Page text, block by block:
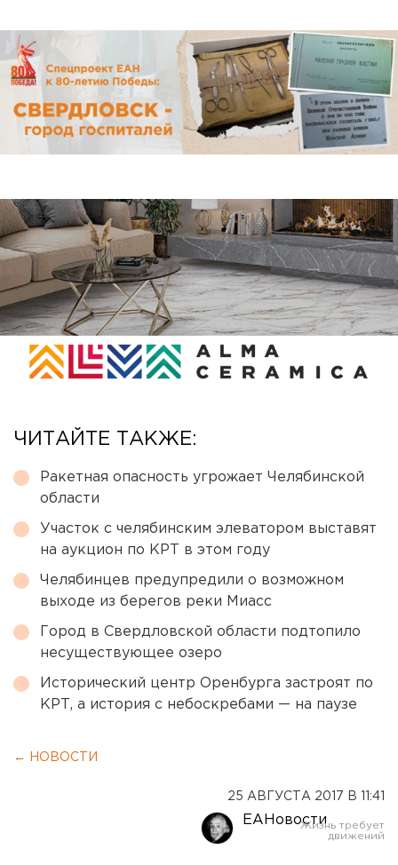
ЧИТАЙТЕ ТАКЖЕ:
Ракетная опасность угрожает Челябинской
области
Участок с челябинским элеватором выставят
на аукцион по КРТ в этом году
Челябинцев предупредили о возможном
выходе из берегов реки Миасс
Город в Свердловской области подтопило
несуществующее озеро
Исторический центр Оренбурга застроят по
КРТ, а история с небоскребами — на паузе
← НОВОСТИ
25 АВГУСТА 2017 В 11:41
ЕАНовости